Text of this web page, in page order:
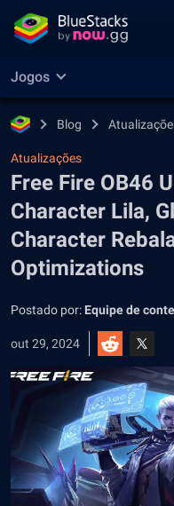
Jogos
Blog
Atualizações
Free Fire OB46
Character Lila,
Character
Optimizations
Postado por: Equipe de
out 29, 2024